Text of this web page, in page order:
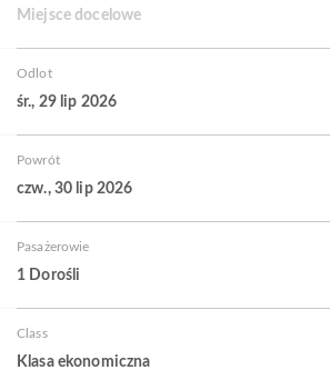
Miejsce docelowe
Odlot
śr., 29 lip 2026
Powrót
czw., 30 lip 2026
Pasażerowie
1 Dorośli
Class
Klasa ekonomiczna